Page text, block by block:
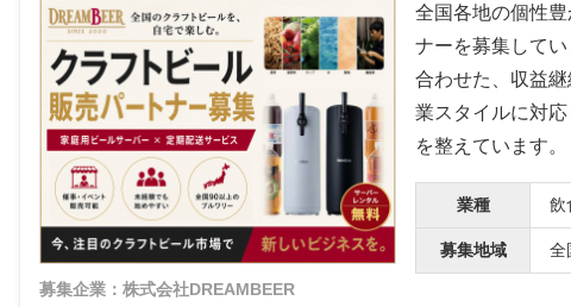
募集企業：株式会社DREAMBEER
全国各地の個性
ナーを募集して
合わせた、収益
業スタイルに対
を整えています。
業種 飲
募集地域 全